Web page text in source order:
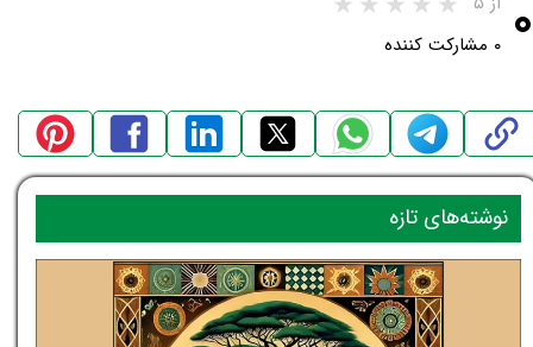
۰ ۰ مشارکت کننده
نوشته‌های تازه